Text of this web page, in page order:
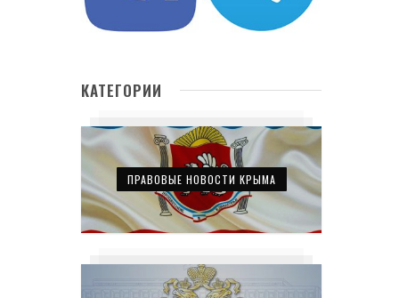
КАТЕГОРИИ
ПРАВОВЫЕ НОВОСТИ КРЫМА